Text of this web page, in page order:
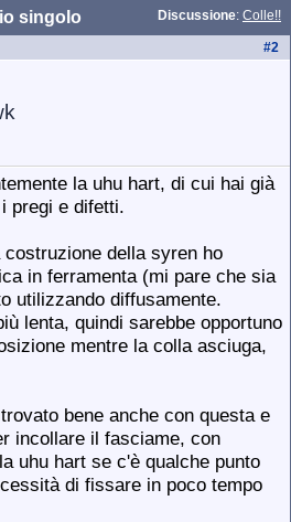
Discussione: Colle!!
singolo
#2
la uhu hart, di cui hai già
pregi e difetti.
della syren ho
in ferramenta (mi pare che sia
utilizzando diffusamente.
lenta, quindi sarebbe opportuno
mentre la colla asciuga,
bene anche con questa e
incollare il fasciame, con
uhu hart se c'è qualche punto
di fissare in poco tempo